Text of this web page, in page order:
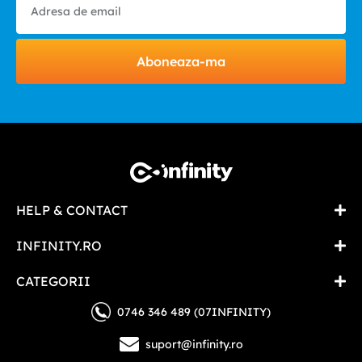
Aboneaza-ma
HELP & CONTACT
INFINITY.RO
CATEGORII
0746 346 489 (07INFINITY)
suport@infinity.ro